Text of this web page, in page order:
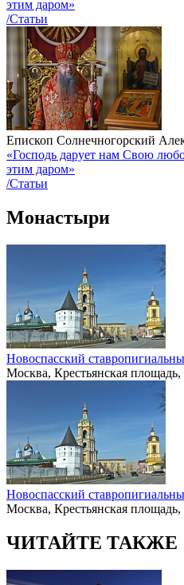
этим даром»
/Статьи
Епископ Солнечногорский
«Господь дарует нам Свою
этим даром»
/Статьи
Монастыри
Новоспасский
Москва, Крестьянская площадь,
Новоспасский
Москва, Крестьянская площадь,
ЧИТАЙТЕ ТАКЖЕ